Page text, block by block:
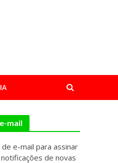
mail
e-mail para assinar
de novas